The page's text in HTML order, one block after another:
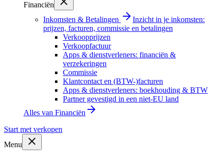
Financiën
Inkomsten & Betalingen
Inzicht in je inkomsten:
prijzen, facturen, commissie en betalingen
Verkoopprijzen
Verkoopfactuur
Apps & dienstverleners: financiën &
verzekeringen
Commissie
Klantcontact en (BTW-)facturen
Apps & dienstverleners: boekhouding & BTW
Partner gevestigd in een niet-EU land
Alles van Financiën
Start met verkopen
Menu